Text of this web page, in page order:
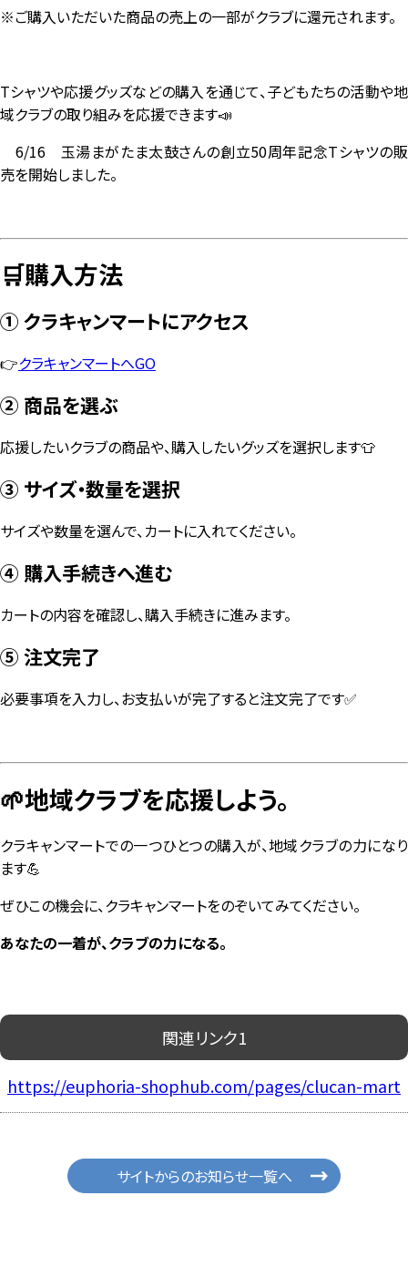
※ご購入いただいた商品の売上の一部がクラブに還元されます。
Tシャツや応援グッズなどの購入を通じて、子どもたちの活動や地
域クラブの取り組みを応援できます📣
6/16 玉湯まがたま太鼓さんの創立50周年記念Tシャツの販
売を開始しました。
🛒購入方法
① クラキャンマートにアクセス
👉クラキャンマートへGO
② 商品を選ぶ
応援したいクラブの商品や、購入したいグッズを選択します👕
③ サイズ・数量を選択
サイズや数量を選んで、カートに入れてください。
④ 購入手続きへ進む
カートの内容を確認し、購入手続きに進みます。
⑤ 注文完了
必要事項を入力し、お支払いが完了すると注文完了です✅
🌱地域クラブを応援しよう。
クラキャンマートでの一つひとつの購入が、地域クラブの力になり
ます💪
ぜひこの機会に、クラキャンマートをのぞいてみてください。
あなたの一着が、クラブの力になる。
関連リンク1
https://euphoria-shophub.com/pages/clucan-mart
サイトからのお知らせ一覧へ